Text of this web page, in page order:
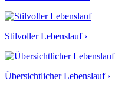
Stilvoller Lebenslauf ›
Übersichtlicher Lebenslauf ›